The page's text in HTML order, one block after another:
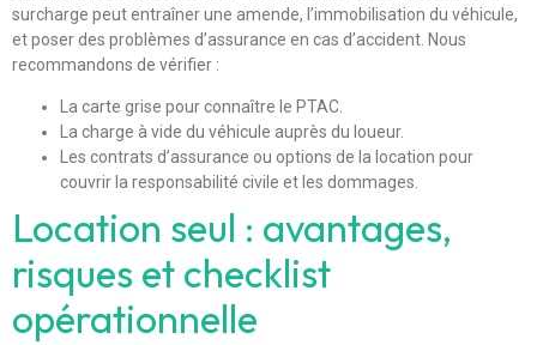
surcharge peut entraîner une amende, l’immobilisation du véhicule,
et poser des problèmes d’assurance en cas d’accident. Nous
recommandons de vérifier :
La carte grise pour connaître le PTAC.
La charge à vide du véhicule auprès du loueur.
Les contrats d’assurance ou options de la location pour
couvrir la responsabilité civile et les dommages.
Location seul : avantages,
risques et checklist
opérationnelle